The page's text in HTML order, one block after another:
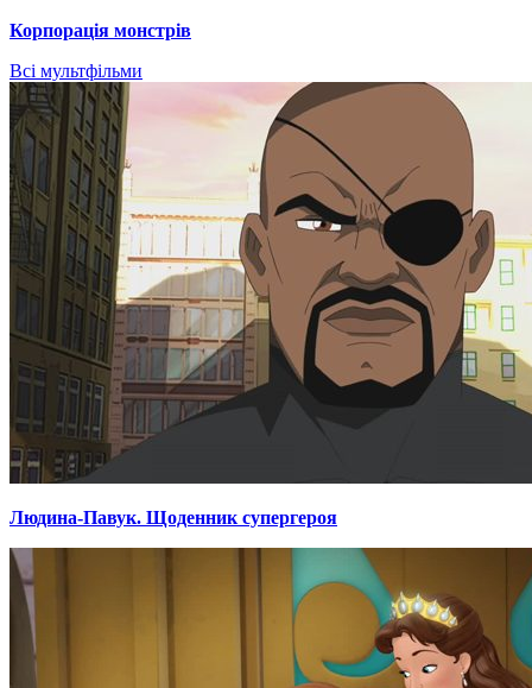
Корпорація монстрів
Всі мультфільми
Людина-Павук. Щоденник супергероя